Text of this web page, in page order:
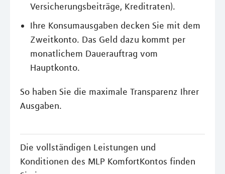
Versicherungsbeiträge, Kreditraten).
Ihre Konsumausgaben decken Sie mit dem
Zweitkonto. Das Geld dazu kommt per
monatlichem Dauerauftrag vom
Hauptkonto.
So haben Sie die maximale Transparenz Ihrer
Ausgaben.
Die vollständigen Leistungen und
Konditionen des MLP KomfortKontos finden